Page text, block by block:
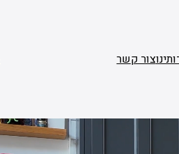
צור קשר